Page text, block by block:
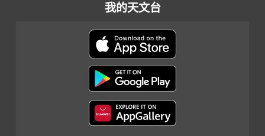
我的天文台